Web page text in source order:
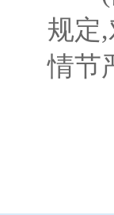
规定
情节